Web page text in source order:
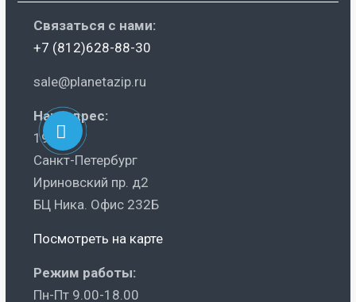
Связаться с нами:
+7 (812)628-88-30
sale@planetazip.ru
Наш адрес:
195248
Санкт-Петербург
Ириновский пр. д2
БЦ Ника. Офис 232Б
Посмотреть на карте
Режим работы:
Пн-Пт 9.00-18.00